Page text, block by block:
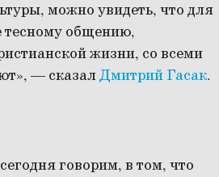
можно увидеть, что для
тесному общению,
жизни, со всеми
— сказалДмитрий Гасак.
говорим, в том, что